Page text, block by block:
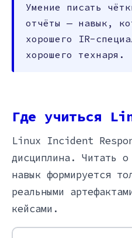
Умение писать
отчёты — навык,
хорошего IR-
хорошего технаря.
Где учиться
Linux Incident
дисциплина. Читать
навык формируется
реальными
кейсами.